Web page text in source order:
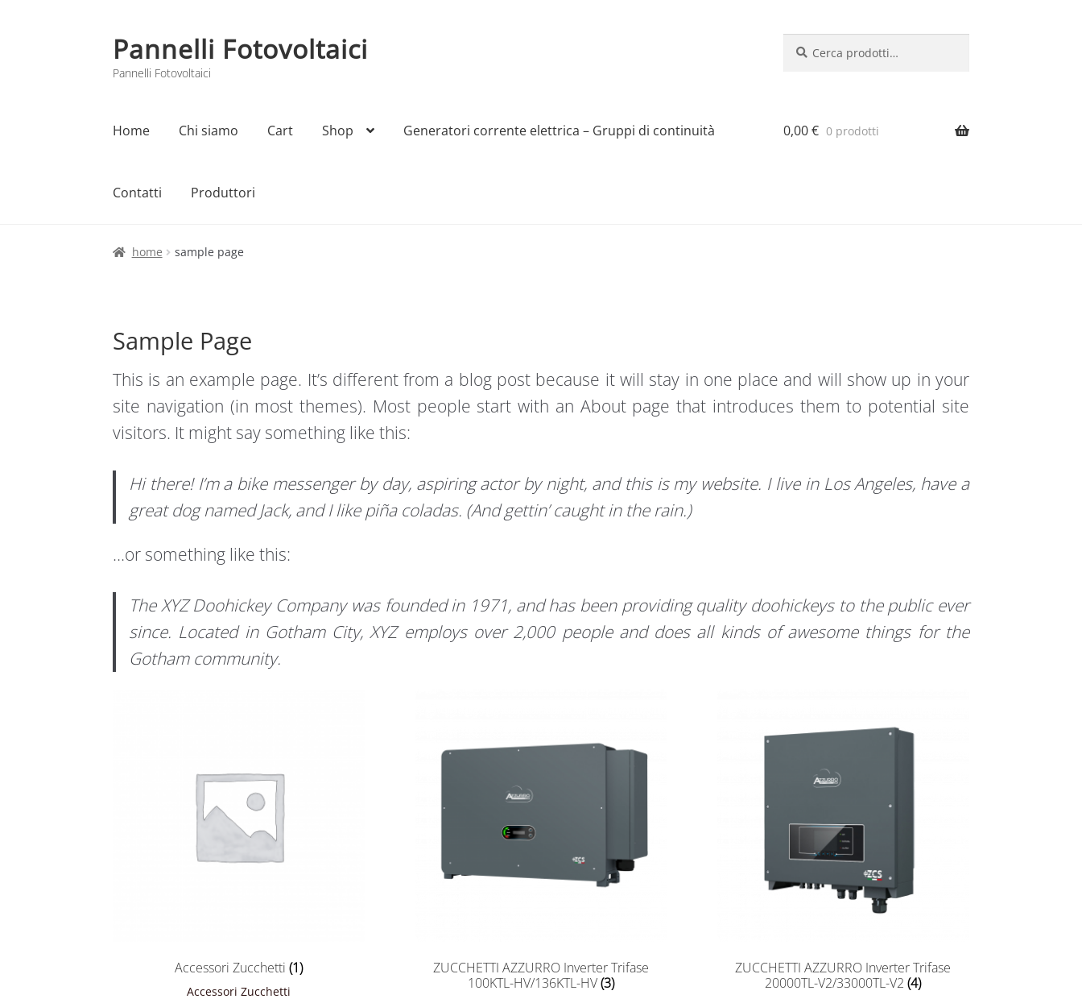
Vai
alla
navigazione
Vai
al
contenuto
Pannelli Fotovoltaici
Pannelli Fotovoltaici
Home Chi siamo Cart Shop Generatori corrente elettrica – Gruppi di continuità
Contatti Produttori
Home Cart Checkout
0,00€ 0 prodotti
home sample page
Sample Page
This is an example page. It’s different from a blog post because it will stay in one place and will show up in your
site navigation (in most themes). Most people start with an About page that introduces them to potential site
visitors. It might say something like this:
Hi there! I’m a bike messenger by day, aspiring actor by night, and this is my website. I live in Los Angeles, have a
great dog named Jack, and I like piña coladas. (And gettin’ caught in the rain.)
…or something like this:
The XYZ Doohickey Company was founded in 1971, and has been providing quality doohickeys to the public ever
since. Located in Gotham City, XYZ employs over 2,000 people and does all kinds of awesome things for the
Gotham community.
Accessori Zucchetti (1)
Accessori Zucchetti
ZUCCHETTI AZZURRO Inverter Trifase
100KTL-HV/136KTL-HV(3)
ZUCCHETTI AZZURRO Inverter Trifase
20000TL-V2/33000TL-V2(4)